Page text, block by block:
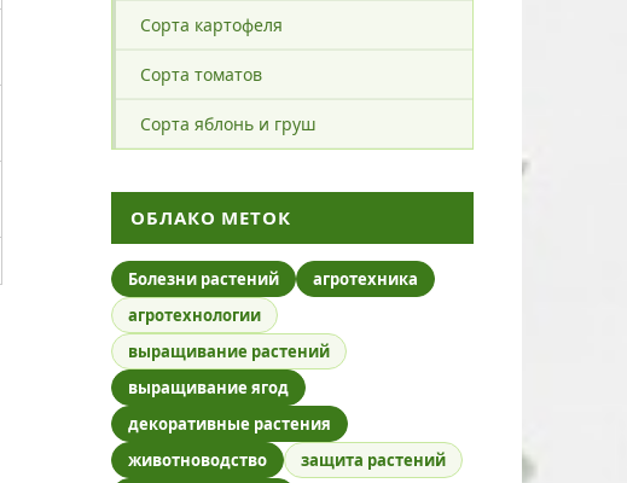
Сорта картофеля
Сорта томатов
Сорта яблонь и груш
ОБЛАКО МЕТОК
Болезни растений
агротехника
агротехнологии
выращивание растений
выращивание ягод
декоративные растения
животноводство
защита растений